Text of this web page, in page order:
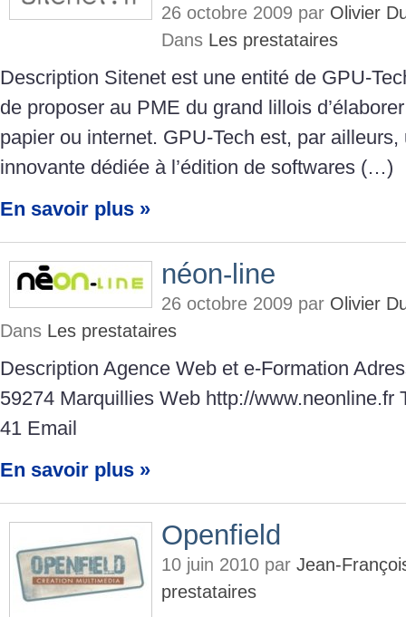
26 octobre 2009 par Olivier
Dans Les prestataires
Description Sitenet est une entité de GPU-
de proposer au PME du grand lillois
papier ou internet. GPU-Tech est, par ailleurs,
innovante dédiée à l’édition de softwares (…)
En savoir plus »
néon-line
26 octobre 2009 par Olivier
Dans Les prestataires
Description Agence Web et e-Formation
59274 Marquillies Web http://www.neonline.fr
41 Email
En savoir plus »
Openfield
10 juin 2010 par Jean-
prestataires